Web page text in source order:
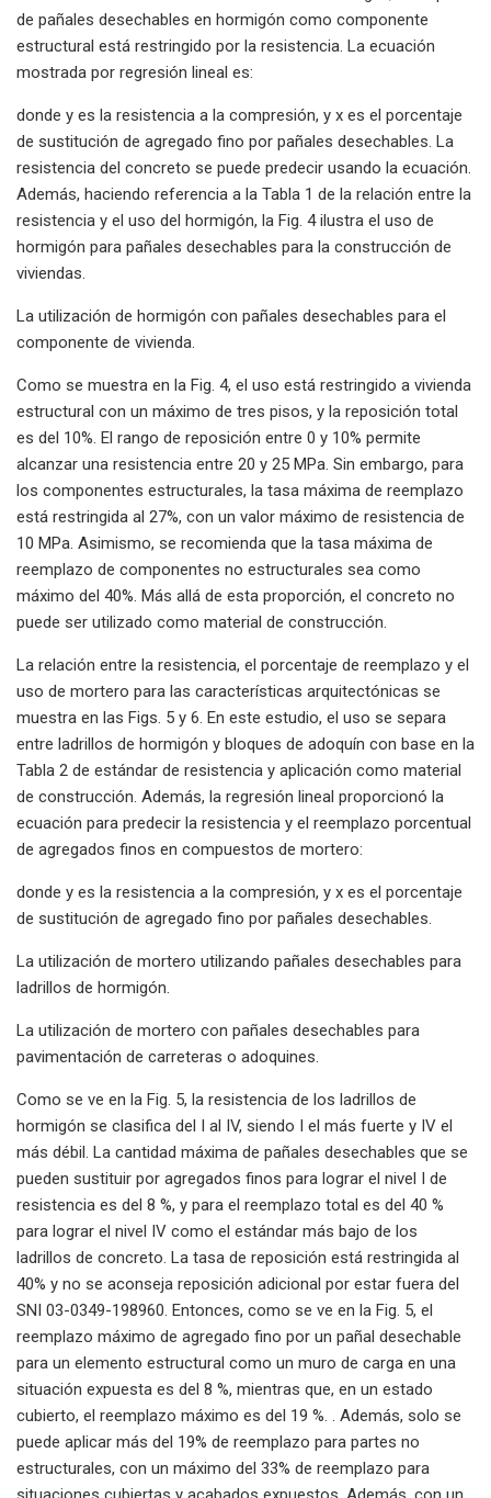
de pañales desechables en hormigón como componente
estructural está restringido por la resistencia. La ecuación
mostrada por regresión lineal es:
donde y es la resistencia a la compresión, y x es el porcentaje
de sustitución de agregado fino por pañales desechables. La
resistencia del concreto se puede predecir usando la ecuación.
Además, haciendo referencia a la Tabla 1 de la relación entre la
resistencia y el uso del hormigón, la Fig. 4 ilustra el uso de
hormigón para pañales desechables para la construcción de
viviendas.
La utilización de hormigón con pañales desechables para el
componente de vivienda.
Como se muestra en la Fig. 4, el uso está restringido a vivienda
estructural con un máximo de tres pisos, y la reposición total
es del 10%. El rango de reposición entre 0 y 10% permite
alcanzar una resistencia entre 20 y 25 MPa. Sin embargo, para
los componentes estructurales, la tasa máxima de reemplazo
está restringida al 27%, con un valor máximo de resistencia de
10 MPa. Asimismo, se recomienda que la tasa máxima de
reemplazo de componentes no estructurales sea como
máximo del 40%. Más allá de esta proporción, el concreto no
puede ser utilizado como material de construcción.
La relación entre la resistencia, el porcentaje de reemplazo y el
uso de mortero para las características arquitectónicas se
muestra en las Figs. 5 y 6. En este estudio, el uso se separa
entre ladrillos de hormigón y bloques de adoquín con base en la
Tabla 2 de estándar de resistencia y aplicación como material
de construcción. Además, la regresión lineal proporcionó la
ecuación para predecir la resistencia y el reemplazo porcentual
de agregados finos en compuestos de mortero:
donde y es la resistencia a la compresión, y x es el porcentaje
de sustitución de agregado fino por pañales desechables.
La utilización de mortero utilizando pañales desechables para
ladrillos de hormigón.
La utilización de mortero con pañales desechables para
pavimentación de carreteras o adoquines.
Como se ve en la Fig. 5, la resistencia de los ladrillos de
hormigón se clasifica del I al IV, siendo I el más fuerte y IV el
más débil. La cantidad máxima de pañales desechables que se
pueden sustituir por agregados finos para lograr el nivel I de
resistencia es del 8 %, y para el reemplazo total es del 40 %
para lograr el nivel IV como el estándar más bajo de los
ladrillos de concreto. La tasa de reposición está restringida al
40% y no se aconseja reposición adicional por estar fuera del
SNI 03-0349-198960. Entonces, como se ve en la Fig. 5, el
reemplazo máximo de agregado fino por un pañal desechable
para un elemento estructural como un muro de carga en una
situación expuesta es del 8 %, mientras que, en un estado
cubierto, el reemplazo máximo es del 19 %. . Además, solo se
puede aplicar más del 19% de reemplazo para partes no
estructurales, con un máximo del 33% de reemplazo para